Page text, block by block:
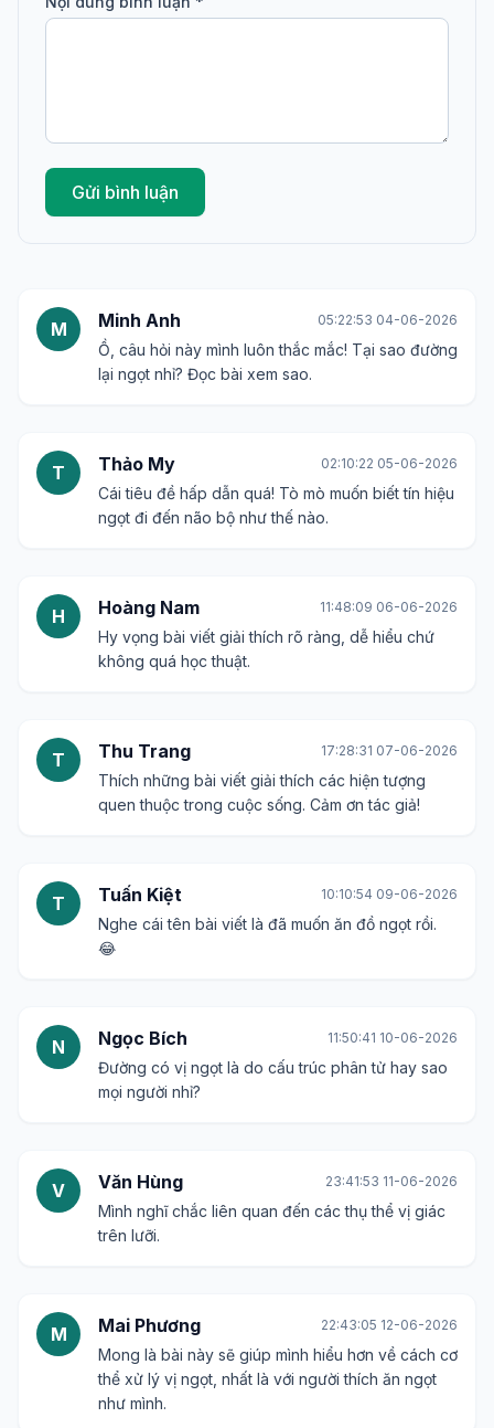
Gửi bình luận
M Minh Anh 05:22:53 04-06-2026
Ồ, câu hỏi này mình luôn thắc mắc! Tại sao đường
lại ngọt nhỉ? Đọc bài xem sao.
T Thảo My 02:10:22 05-06-2026
Cái tiêu đề hấp dẫn quá! Tò mò muốn biết tín hiệu
ngọt đi đến não bộ như thế nào.
H Hoàng Nam 11:48:09 06-06-2026
Hy vọng bài viết giải thích rõ ràng, dễ hiểu chứ
không quá học thuật.
T Thu Trang 17:28:31 07-06-2026
Thích những bài viết giải thích các hiện tượng
quen thuộc trong cuộc sống. Cảm ơn tác giả!
T Tuấn Kiệt 10:10:54 09-06-2026
Nghe cái tên bài viết là đã muốn ăn đồ ngọt rồi.
😂
N Ngọc Bích 11:50:41 10-06-2026
Đường có vị ngọt là do cấu trúc phân tử hay sao
mọi người nhỉ?
V Văn Hùng 23:41:53 11-06-2026
Mình nghĩ chắc liên quan đến các thụ thể vị giác
trên lưỡi.
M Mai Phương 22:43:05 12-06-2026
Mong là bài này sẽ giúp mình hiểu hơn về cách cơ
thể xử lý vị ngọt, nhất là với người thích ăn ngọt
như mình.